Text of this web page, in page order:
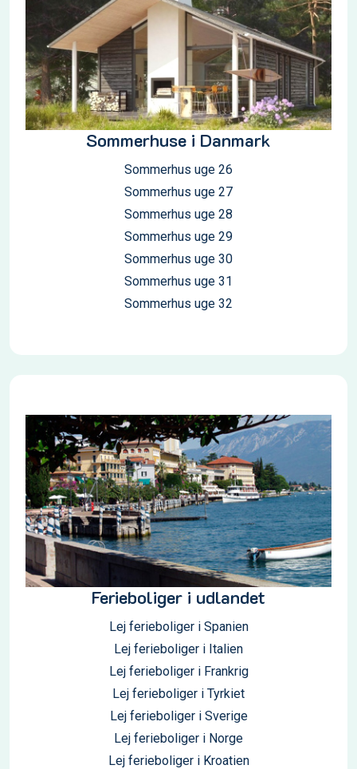
Sommerhuse i Danmark
Sommerhus uge 26
Sommerhus uge 27
Sommerhus uge 28
Sommerhus uge 29
Sommerhus uge 30
Sommerhus uge 31
Sommerhus uge 32
Ferieboliger i udlandet
Lej ferieboliger i Spanien
Lej ferieboliger i Italien
Lej ferieboliger i Frankrig
Lej ferieboliger i Tyrkiet
Lej ferieboliger i Sverige
Lej ferieboliger i Norge
Lej ferieboliger i Kroatien